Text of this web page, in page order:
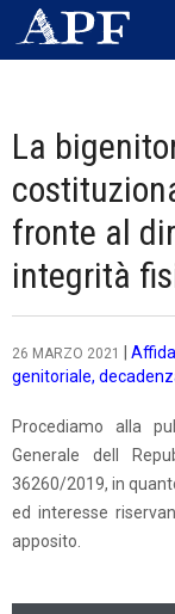
La
fronte al
integrità
26 MARZO 2021
genitoriale,
Procediamo alla
Generale dell
36260/2019, in
ed interesse
apposito.